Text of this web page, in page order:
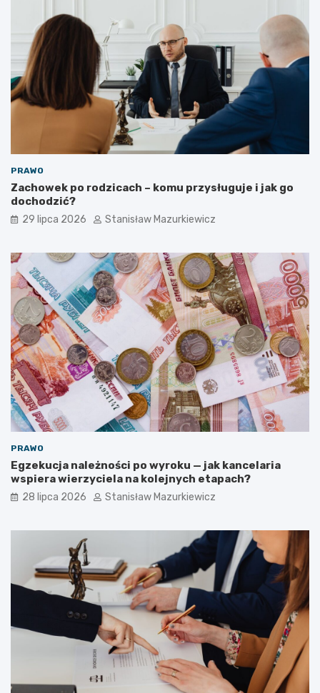
PRAWO
Zachowek po rodzicach – komu przysługuje i jak go
dochodzić?
29 lipca 2026 Stanisław Mazurkiewicz
PRAWO
Egzekucja należności po wyroku — jak kancelaria
wspiera wierzyciela na kolejnych etapach?
28 lipca 2026 Stanisław Mazurkiewicz